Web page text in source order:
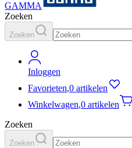
GAMMA
Zoeken
Zoeken
Inloggen
Favorieten,0 artikelen
Winkelwagen,0 artikelen
Zoeken
Zoeken